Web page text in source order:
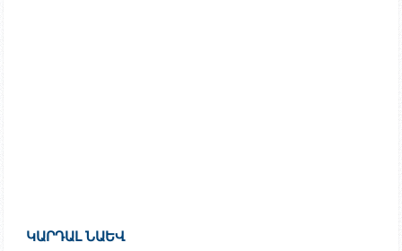
ԿԱՐԴԱԼ ՆԱԵՎ